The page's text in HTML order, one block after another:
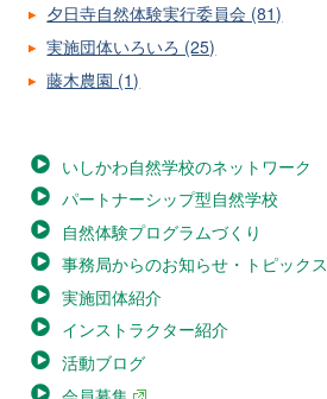
夕日寺自然体験実行委員会 (81)
実施団体いろいろ (25)
藤木農園 (1)
いしかわ自然学校のネットワーク
パートナーシップ型自然学校
自然体験プログラムづくり
事務局からのお知らせ・トピックス
実施団体紹介
インストラクター紹介
活動ブログ